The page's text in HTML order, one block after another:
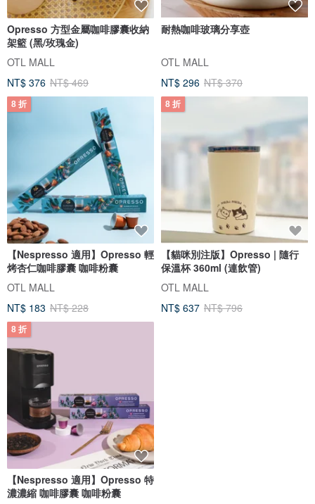
Opresso 方型金屬咖啡膠囊收納
架籃 (黑/玫瑰金)
OTL MALL
NT$ 376 NT$ 469
耐熱咖啡玻璃分享壺
OTL MALL
NT$ 296 NT$ 370
8 折
【Nespresso 適用】Opresso 輕
烤杏仁咖啡膠囊 咖啡粉囊
OTL MALL
NT$ 183 NT$ 228
8 折
【貓咪別注版】Opresso | 隨行
保溫杯 360ml (連飲管)
OTL MALL
NT$ 637 NT$ 796
8 折
【Nespresso 適用】Opresso 特
濃濃縮 咖啡膠囊 咖啡粉囊